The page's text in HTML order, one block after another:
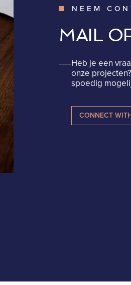
NEEM
MAIL
Heb je een
onze
spoedig
CONNECT